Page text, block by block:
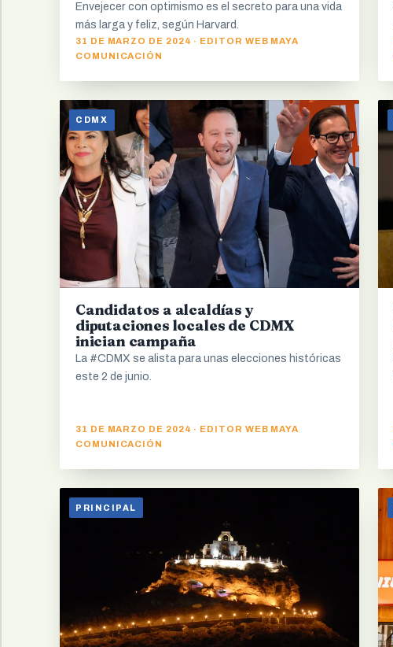
Envejecer con optimismo es el secreto para una vida
más larga y feliz, según Harvard.
31 DE MARZO DE 2024 · EDITOR WEB MAYA
COMUNICACIÓN
CDMX
Candidatos a alcaldías y
diputaciones locales de CDMX
inician campaña
La #CDMX se alista para unas elecciones históricas
este 2 de junio.
31 DE MARZO DE 2024 · EDITOR WEB MAYA
COMUNICACIÓN
PRINCIPAL